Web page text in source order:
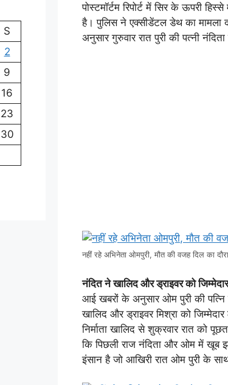
पोस्टमॉर्टम रिपोर्ट में सिर के ऊपरी
है। पुलिस ने एक्सीडेंटल डेथ का मामला
अनुसार गुरुवार रात पुरी की पत्नी
नहीं रहे अभिनेता ओमपुरी, मौत की वजह दिल का
नंदित ने खालिद और ड्राइवर को जिम्मेदार
आई खबरों के अनुसार ओम पुरी की पत्नि
खालिद और ड्राइवर मिश्रा को
निर्माता खालिद से शुक्रवार रात को
कि पिछली राज नंदिता और ओम में खूब
इंसान है जो आखिरी रात ओम पुरी के
S
2
9
16
23
30